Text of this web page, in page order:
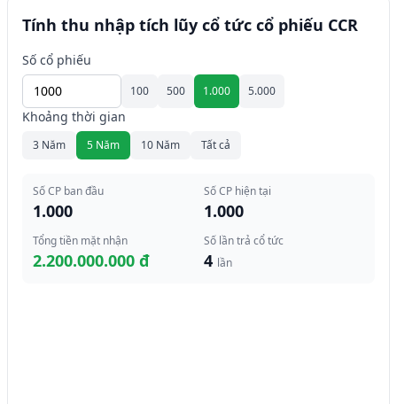
Tính thu nhập tích lũy cổ tức cổ phiếu CCR
Số cổ phiếu
100 500 1.000 5.000
Khoảng thời gian
3 Năm 5 Năm 10 Năm Tất cả
Số CP ban đầu
1.000
Số CP hiện tại
1.000
Tổng tiền mặt nhận
2.200.000.000 đ
Số lần trả cổ tức
4 lần